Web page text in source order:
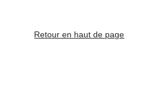
Retour en haut de page